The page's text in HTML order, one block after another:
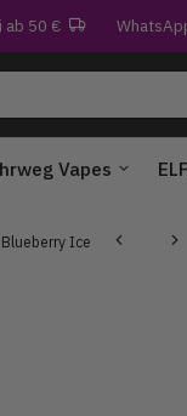
ab 50 €
Vapes
Ice